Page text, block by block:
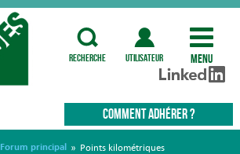
recherche utilisateur Menu
COMMENT ADHÉRER ?
Forum principal » Points kilométriques